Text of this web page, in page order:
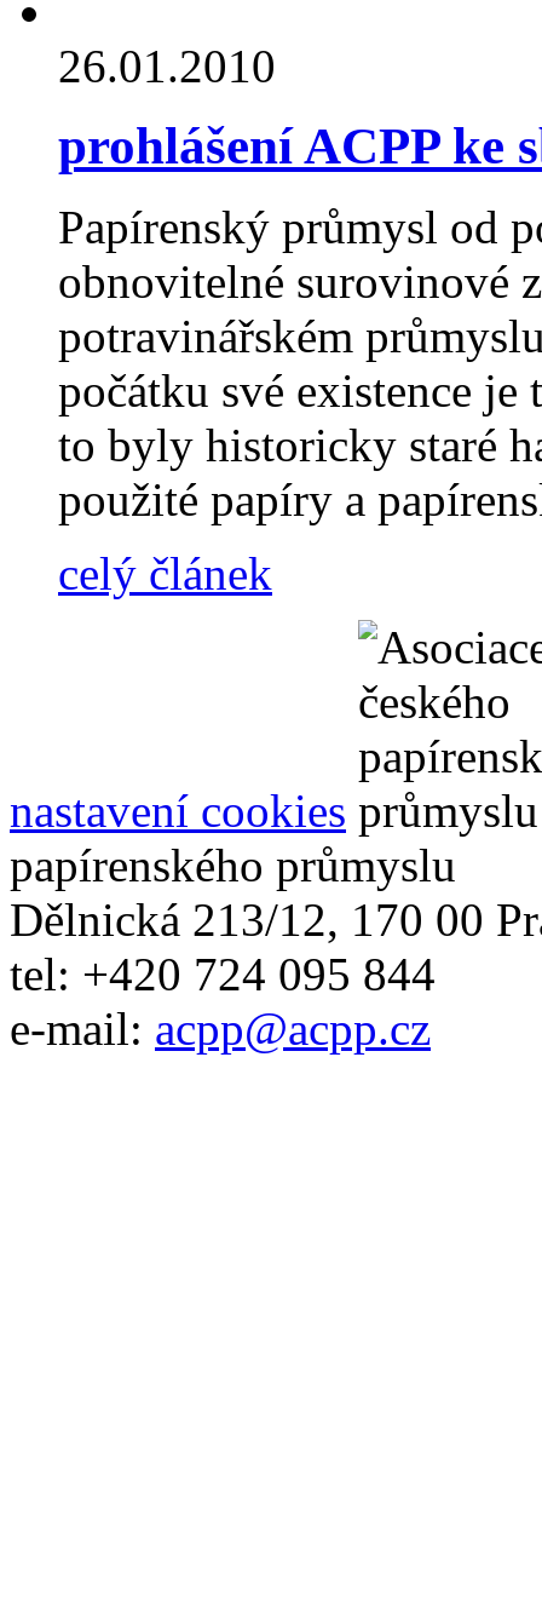
26.01.2010
prohlášení ACPP ke
Papírenský průmysl od
obnovitelné surovinové
potravinářském
počátku své existence
to byly historicky staré
použité papíry a
celý článek
nastavení cookies
papírenského průmyslu
Dělnická 213/12, 170 00
tel: +420 724 095 844
e-mail: acpp@acpp.cz